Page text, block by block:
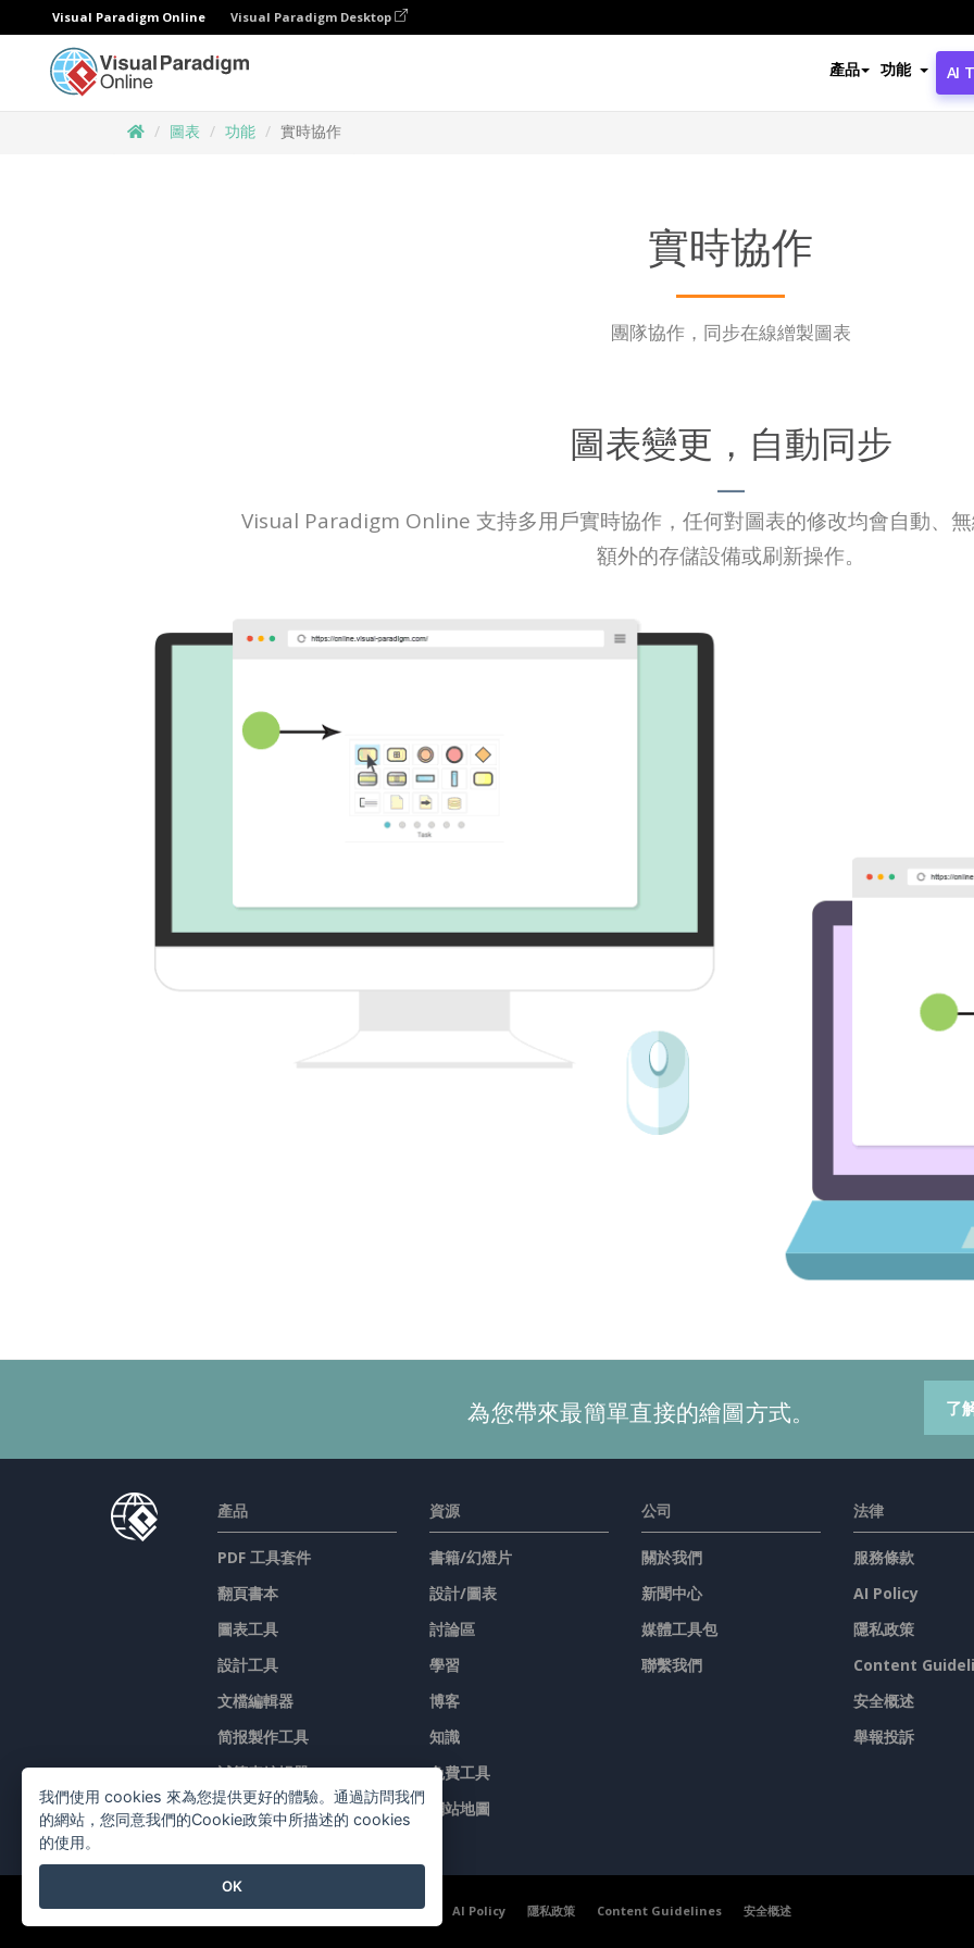
Visual Paradigm Online Visual Paradigm Desktop
產品 功能 AI
圖表 功能 實時協作
實時協作
團隊協作，同步在線繒製圖表
圖表變更，自動同步
Visual Paradigm Online 支持多用戶實時協作，任何對圖表的修改均會自動、
額外的存儲設備或刷新操作。
為您帶來最簡單直接的繪圖方式。 了
產品
PDF 工具套件
翻頁書本
圖表工具
設計工具
文檔編輯器
简报製作工具
試算表編輯器
價格
資源
書籍/幻燈片
設計/圖表
討論區
學習
博客
知識
免費工具
網站地圖
公司
關於我們
新聞中心
媒體工具包
聯繫我們
法律
服務條款
AI Policy
隱私政策
Content
安全概述
舉報投訴
©2026 by Visual Paradigm. 版權所有。 服務條款 AI Policy 隱私政策 Content Guidelines 安全概述
我們使用 cookies 來為您提供更好的體驗。通過訪問我們
的網站，您同意我們的Cookie政策中所描述的 cookies
的使用。
OK